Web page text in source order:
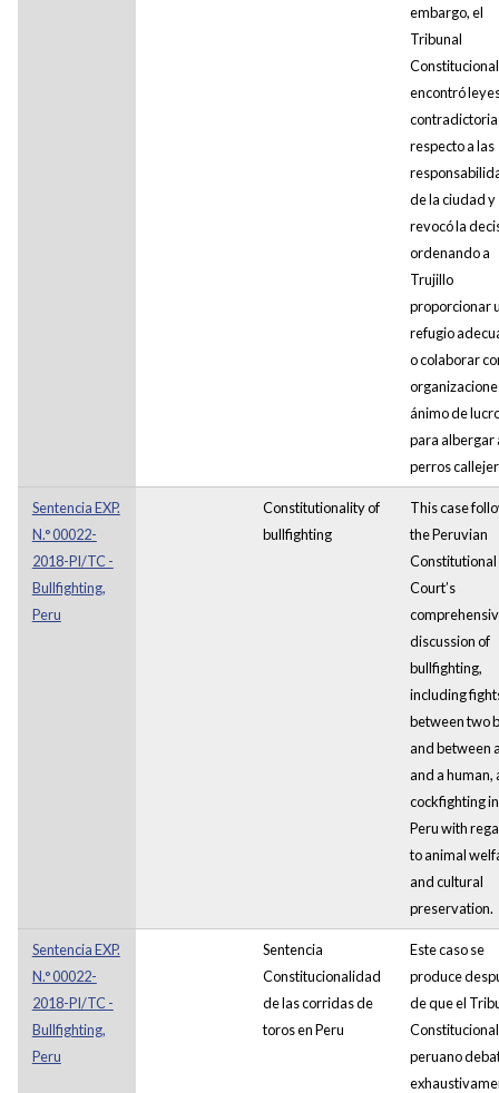
embargo, el
Tribunal
Constitucional
encontró
respecto a las
de la ciudad y
revocó la
ordenando a
Trujillo
proporcionar
refugio
o colaborar
ánimo de
para albergar
perros
Sentencia EXP.
N.° 00022-
2018-PI/TC -
Bullfighting,
Peru
Constitutionality of
bullfighting
This case
the Peruvian
Constitutional
Court’s
discussion of
bullfighting,
including
between two
and between
and a human,
cockfighting in
Peru with
to animal
and cultural
preservation.
Sentencia EXP.
N.° 00022-
2018-PI/TC -
Bullfighting,
Peru
Sentencia
Constitucionalidad
de las corridas de
toros en Peru
Este caso se
produce
de que el
Constitucional
peruano